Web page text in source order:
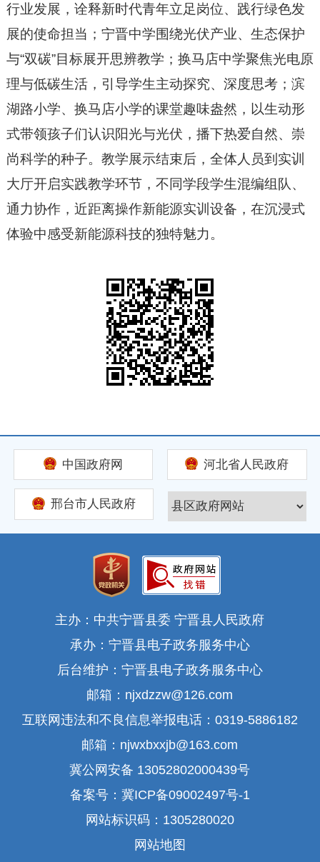
行业发展，诠释新时代青年立足岗位、践行绿色发
展的使命担当；宁晋中学围绕光伏产业、生态保护
与“双碳”目标展开思辨教学；换马店中学聚焦光电原
理与低碳生活，引导学生主动探究、深度思考；滨
湖路小学、换马店小学的课堂趣味盎然，以生动形
式带领孩子们认识阳光与光伏，播下热爱自然、崇
尚科学的种子。教学展示结束后，全体人员到实训
大厅开启实践教学环节，不同学段学生混编组队、
通力协作，近距离操作新能源实训设备，在沉浸式
体验中感受新能源科技的独特魅力。
中国政府网 河北省人民政府
邢台市人民政府
主办：中共宁晋县委 宁晋县人民政府
承办：宁晋县电子政务服务中心
后台维护：宁晋县电子政务服务中心
邮箱：njxdzzw@126.com
互联网违法和不良信息举报电话：0319-5886182
邮箱：njwxbxxjb@163.com
冀公网安备 13052802000439号
备案号：冀ICP备09002497号-1
网站标识码：1305280020
网站地图